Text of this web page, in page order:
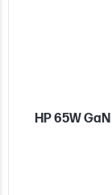
HP 65W